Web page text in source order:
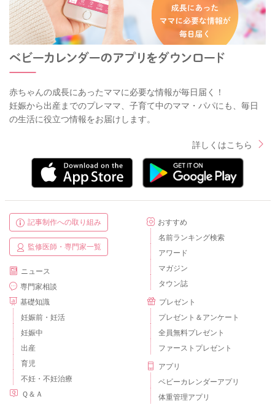
赤ちゃんの成長にあったママに必要な情報が毎日届く！
妊娠から出産までのプレママ、子育て中のママ・パパにも、毎日
の生活に役立つ情報をお届けします。
詳しくはこちら
記事制作への取り組み
監修医師・専門家一覧
ニュース
専門家相談
基礎知識
妊娠前・妊活
妊娠中
出産
育児
不妊・不妊治療
Ｑ＆Ａ
おすすめ
名前ランキング検索
アワード
マガジン
タウン誌
プレゼント
プレゼント＆アンケート
全員無料プレゼント
ファーストプレゼント
アプリ
ベビーカレンダーアプリ
体重管理アプリ